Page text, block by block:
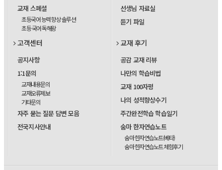
교재 스페셜
초등국어 능력 향상 솔루션
초등 국어 독해왕
선생님 자료실
듣기 파일
고객센터
공지사항
1:1문의
교재내용문의
교재오류제보
기타문의
자주 묻는 질문 답변 모음
전국지사안내
교재 후기
공감 교재 리뷰
나만의 학습비법
교재 100자평
나의 성적향상수기
주간완전학습 학습일기
숨마 한자연습노트
숨마 한자연습노트(베타)
숨마 한자연습노트 체험후기